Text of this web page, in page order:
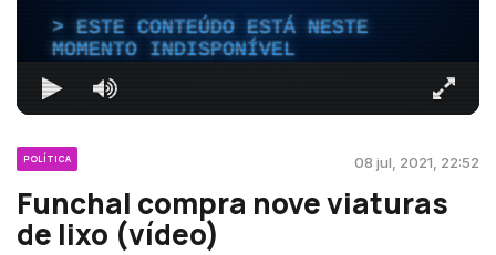
ESTE CONTEÚDO ESTÁ NESTE
MOMENTO INDISPONÍVEL
POLÍTICA 08 jul, 2021, 22:52
Funchal compra nove viaturas
de lixo (vídeo)